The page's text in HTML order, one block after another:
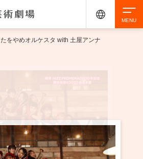
たをやめオルケスタ with 土屋アンナ